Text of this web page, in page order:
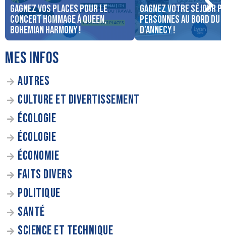
Gagnez vos places pour le
concert Hommage à Queen,
Bohemian Harmony !
Gagnez votre séjour
personnes au bord du
d’Annecy !
MES INFOS
AUTRES
CULTURE ET DIVERTISSEMENT
ÉCOLOGIE
ÉCOLOGIE
ÉCONOMIE
FAITS DIVERS
POLITIQUE
SANTÉ
SCIENCE ET TECHNIQUE